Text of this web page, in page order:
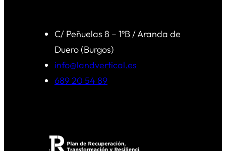
C/ Peñuelas 8 – 1ºB / Aranda de
Duero (Burgos)
info@landvertical.es
689 20 54 89